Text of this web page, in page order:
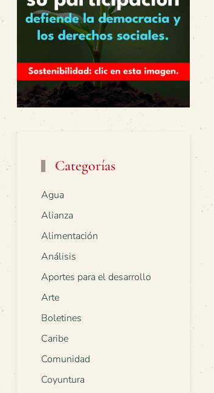
Categorías
Agua
Alianza
Alimentación
Análisis
Aportes para el desarrollo
Arte
Boletines
Caribe
Comunidad
Coyuntura